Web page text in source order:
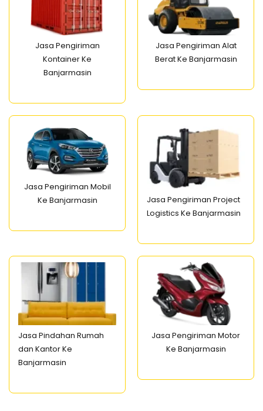
Jasa Pengiriman
Kontainer Ke
Banjarmasin
Jasa Pengiriman Alat
Berat Ke Banjarmasin
Jasa Pengiriman Mobil
Ke Banjarmasin
Jasa Pengiriman Project
Logistics Ke Banjarmasin
Jasa Pindahan Rumah
dan Kantor Ke
Banjarmasin
Jasa Pengiriman Motor
Ke Banjarmasin